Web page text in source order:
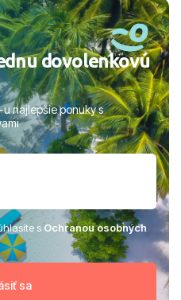
dovolenkovú
najlepšie ponuky s
sOchranou osobných